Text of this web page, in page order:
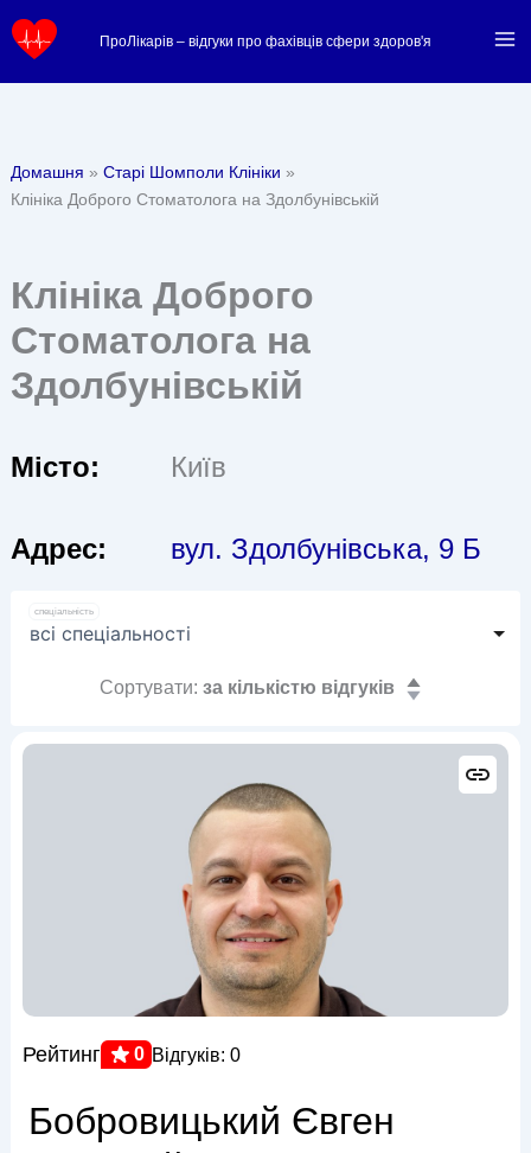
до
ПроЛікарів – відгуки про фахівців сфери здоров'я
Домашня
Старі Шомполи Клініки
Клініка Доброго Стоматолога на Здолбунівській
Клініка Доброго
Стоматолога на
Здолбунівській
Місто: Київ
Адрес: вул. Здолбунівська, 9 Б
спеціальність
Сортувати: за кількістю відгуків
Рейтинг 0 Відгуків: 0
Бобровицький Євген